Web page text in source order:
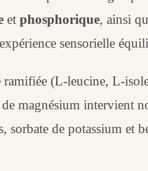
etphosphorique, ainsi
sensorielle
(L-leucine, L-
magnésium intervient
sorbate de potassium et